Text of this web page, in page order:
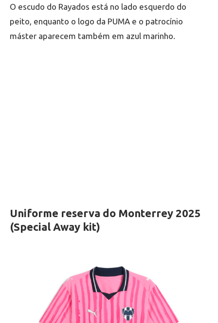
O escudo do Rayados está no lado esquerdo do
peito, enquanto o logo da PUMA e o patrocínio
máster aparecem também em azul marinho.
Uniforme reserva do Monterrey 2025
(Special Away kit)